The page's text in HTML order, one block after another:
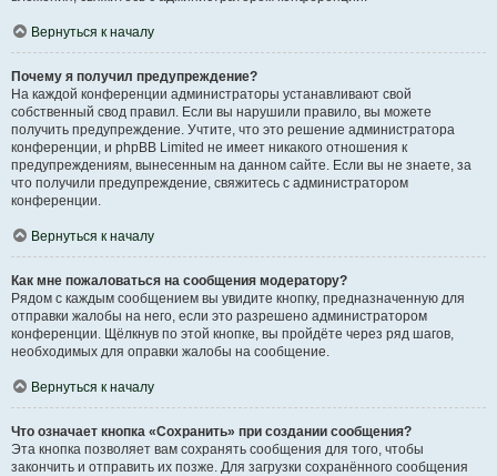
Вернуться к началу
Почему я получил предупреждение?
На каждой конференции администраторы устанавливают свой
собственный свод правил. Если вы нарушили правило, вы можете
получить предупреждение. Учтите, что это решение администратора
конференции, и phpBB Limited не имеет никакого отношения к
предупреждениям, вынесенным на данном сайте. Если вы не знаете, за
что получили предупреждение, свяжитесь с администратором
конференции.
Вернуться к началу
Как мне пожаловаться на сообщения модератору?
Рядом с каждым сообщением вы увидите кнопку, предназначенную для
отправки жалобы на него, если это разрешено администратором
конференции. Щёлкнув по этой кнопке, вы пройдёте через ряд шагов,
необходимых для оправки жалобы на сообщение.
Вернуться к началу
Что означает кнопка «Сохранить» при создании сообщения?
Эта кнопка позволяет вам сохранять сообщения для того, чтобы
закончить и отправить их позже. Для загрузки сохранённого сообщения